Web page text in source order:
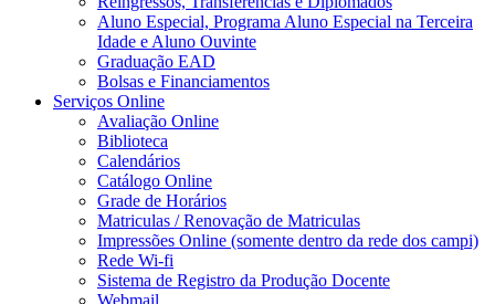
Aluno Especial, Programa Aluno Especial na Terceira
Idade e Aluno Ouvinte
Graduação EAD
Bolsas e Financiamentos
Serviços Online
Avaliação Online
Biblioteca
Calendários
Catálogo Online
Grade de Horários
Matriculas / Renovação de Matriculas
Impressões Online (somente dentro da rede dos campi)
Rede Wi-fi
Sistema de Registro da Produção Docente
Webmail